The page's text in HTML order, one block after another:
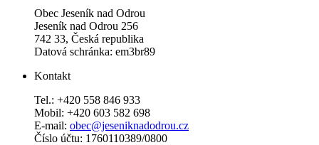
Obec Jeseník nad Odrou
Jeseník nad Odrou 256
742 33, Česká republika
Datová schránka: em3br89
Kontakt
Tel.: +420 558 846 933
Mobil: +420 603 582 698
E-mail: obec@jeseniknadodrou.cz
Číslo účtu: 1760110389/0800